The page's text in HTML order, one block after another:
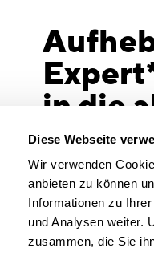
Diese Webseite
Wir verwenden
anbieten zu können
Informationen zu
und Analysen weiter.
zusammen, die Sie
in die
Timo Brehme
Kommunikation
neuen Formen
München, 2. Juni